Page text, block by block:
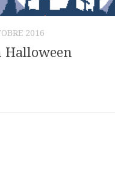
2016
Halloween